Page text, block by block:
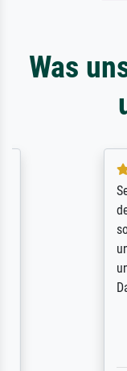
Was
Sehr gute
des
sorgfältig
unser